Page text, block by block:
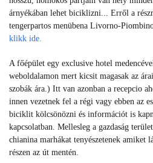
árnyékában lehet biciklizni... Erről a
tengerpartos menübena Livorno-
klikk ide.
A főépület egy exclusive hotel
weboldalamon mert kicsit magasak az
szobák ára.) Itt van azonban a recepcio
innen vezetnek fel a régi vagy ebben az
biciklit kölcsönözni és információt is
kapcsolatban. Mellesleg a gazdaság
chianina marhákat tenyészetenek amiket
részen az út mentén.